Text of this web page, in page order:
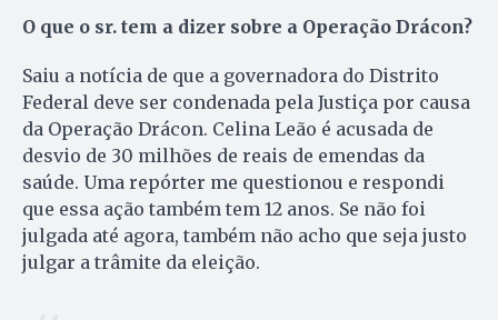
O que o sr. tem a dizer sobre a Operação Drácon?
Saiu a notícia de que a governadora do Distrito
Federal deve ser condenada pela Justiça por causa
da Operação Drácon. Celina Leão é acusada de
desvio de 30 milhões de reais de emendas da
saúde. Uma repórter me questionou e respondi
que essa ação também tem 12 anos. Se não foi
julgada até agora, também não acho que seja justo
julgar a trâmite da eleição.